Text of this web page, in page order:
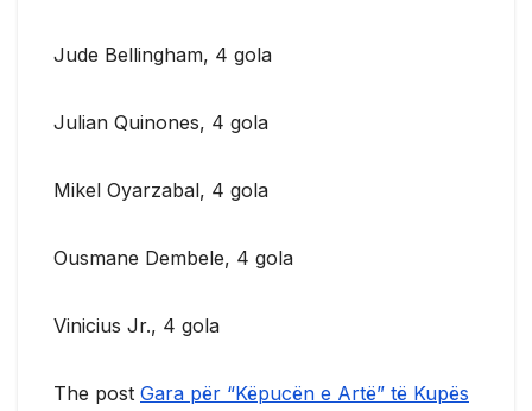
Jude Bellingham, 4 gola
Julian Quinones, 4 gola
Mikel Oyarzabal, 4 gola
Ousmane Dembele, 4 gola
Vinicius Jr., 4 gola
The post Gara për “Këpucën e Artë” të Kupës